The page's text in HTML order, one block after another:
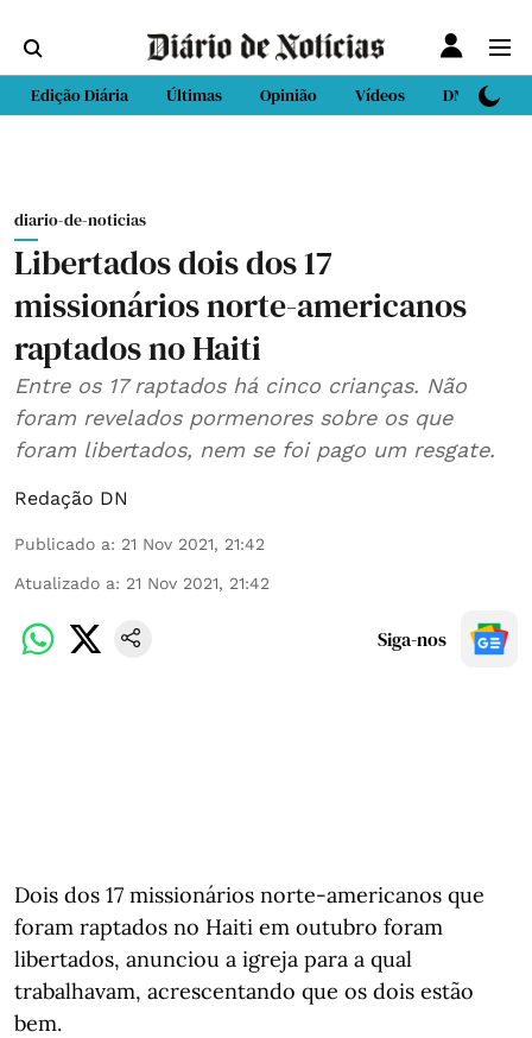
Edição Diária Últimas Opinião Vídeos DN Sport
diario-de-noticias
Libertados dois dos 17
missionários norte-americanos
raptados no Haiti
Entre os 17 raptados há cinco crianças. Não
foram revelados pormenores sobre os que
foram libertados, nem se foi pago um resgate.
Redação DN
Publicado a: 21 Nov 2021, 21:42
Atualizado a: 21 Nov 2021, 21:42
Siga-nos
Dois dos 17 missionários norte-americanos que
foram raptados no Haiti em outubro foram
libertados, anunciou a igreja para a qual
trabalhavam, acrescentando que os dois estão
bem.